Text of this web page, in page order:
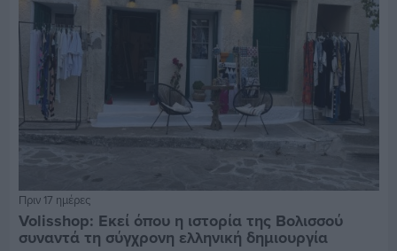
Πριν 17 ημέρες
Volisshop: Εκεί όπου η ιστορία της Βολισσού
συναντά τη σύγχρονη ελληνική δημιουργία